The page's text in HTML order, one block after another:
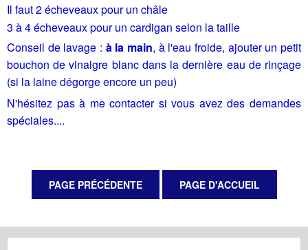
Il faut 2 écheveaux pour un châle
3 à 4 écheveaux pour un cardigan selon la taille
Conseil de lavage : à la main, à l'eau froide, ajouter un petit
bouchon de vinaigre blanc dans la dernière eau de rinçage
(si la laine dégorge encore un peu)
N'hésitez pas à me contacter si vous avez des demandes
spéciales....